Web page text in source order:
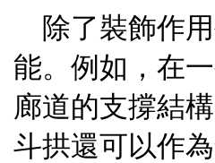
除了裝飾作
能。例如，在
廊道的支撐結
斗拱還可以作